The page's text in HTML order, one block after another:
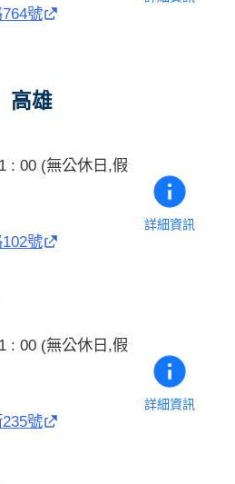
號
高雄
: 00 (無公休日,假
號
詳細資訊
: 00 (無公休日,假
號
詳細資訊